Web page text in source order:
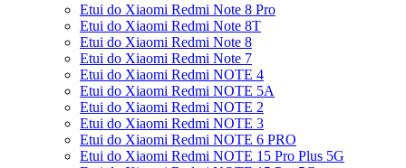
Etui do Xiaomi Redmi Note 8 Pro
Etui do Xiaomi Redmi Note 8T
Etui do Xiaomi Redmi Note 8
Etui do Xiaomi Redmi Note 7
Etui do Xiaomi Redmi NOTE 4
Etui do Xiaomi Redmi NOTE 5A
Etui do Xiaomi Redmi NOTE 2
Etui do Xiaomi Redmi NOTE 3
Etui do Xiaomi Redmi NOTE 6 PRO
Etui do Xiaomi Redmi NOTE 15 Pro Plus 5G